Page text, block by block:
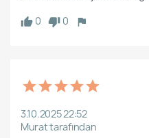
0
0
3.10.2025 22:52
Murat tarafından